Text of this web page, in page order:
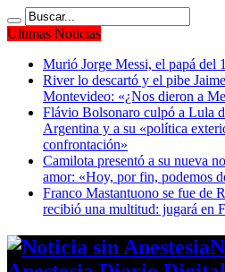
Ultimas Noticias
Murió Jorge Messi, el papá del
River lo descartó y el pibe
Montevideo: «¿Nos dieron a
Flávio Bolsonaro culpó a Lula
Argentina y a su «política
confrontación»
Camilota presentó a su nueva
amor: «Hoy, por fin, podemos
Franco Mastantuono se fue de
recibió una multitud: jugará en